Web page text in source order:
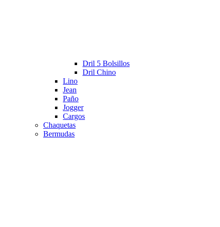
Dril 5 Bolsillos
Dril Chino
Lino
Jean
Paño
Jogger
Cargos
Chaquetas
Bermudas